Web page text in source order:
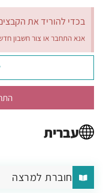
בכדי להוריד את
אנא התחבר או צור חשבון חדש
עברית
חוברת למרצה